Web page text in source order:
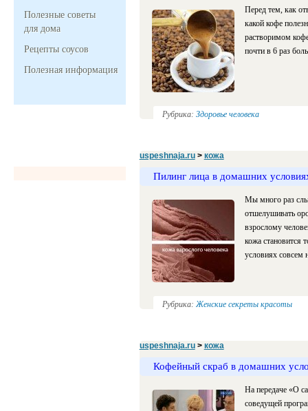
Полезные советы
для дома
Рецепты соусов
Полезная информация
Перед тем, как
какой кофе
растворимом
почти в 6 раз
Рубрика: Здоровье человека
uspeshnaja.ru> кожа
Пилинг лица в домашних
Мы много раз
отшелушивать
взрослому
кожа становится
условиях совсем
Рубрика: Женские секреты красоты
uspeshnaja.ru> кожа
Кофейный скраб в домашних
На передаче «О
соведущей